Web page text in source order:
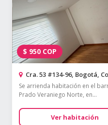
$ 950 COP
Cra. 53 #134-96, Bogotá,
Se arrienda habitación en el
Prado Veraniego Norte, en...
Ver habitación